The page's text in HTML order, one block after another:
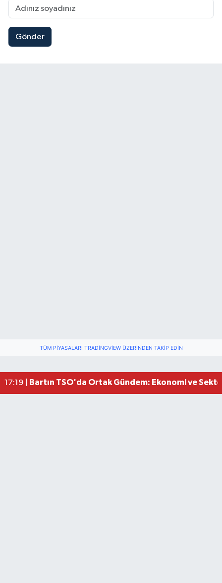
Gönder
TÜM PIYASALARI TRADINGVIEW ÜZERINDEN TAKIP EDIN
17:19 |
Bartın TSO'da Ortak Gündem: Ekonomi ve